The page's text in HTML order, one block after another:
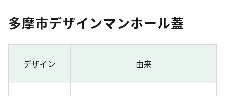
多摩市デザインマンホール蓋
デザイン 由来